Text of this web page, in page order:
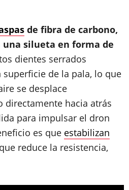
de fibra de carbono,
una silueta en forma de
dientes serrados
de la pala, lo que
se desplace
directamente hacia atrás
para impulsar el dron
es que estabilizan
reduce la resistencia,